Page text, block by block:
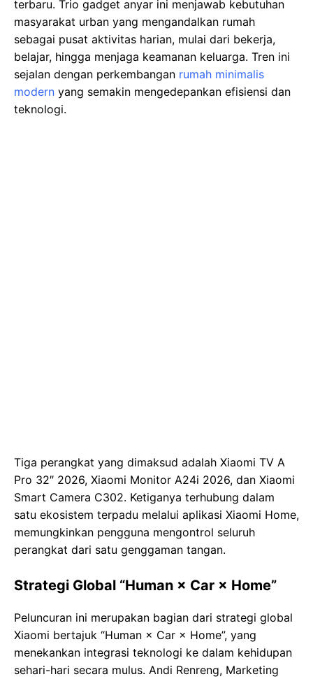
terbaru. Trio gadget anyar ini menjawab kebutuhan
masyarakat urban yang mengandalkan rumah
sebagai pusat aktivitas harian, mulai dari bekerja,
belajar, hingga menjaga keamanan keluarga. Tren ini
sejalan dengan perkembangan rumah minimalis
modern yang semakin mengedepankan efisiensi dan
teknologi.
Tiga perangkat yang dimaksud adalah Xiaomi TV A
Pro 32″ 2026, Xiaomi Monitor A24i 2026, dan Xiaomi
Smart Camera C302. Ketiganya terhubung dalam
satu ekosistem terpadu melalui aplikasi Xiaomi Home,
memungkinkan pengguna mengontrol seluruh
perangkat dari satu genggaman tangan.
Strategi Global “Human × Car × Home”
Peluncuran ini merupakan bagian dari strategi global
Xiaomi bertajuk “Human × Car × Home”, yang
menekankan integrasi teknologi ke dalam kehidupan
sehari-hari secara mulus. Andi Renreng, Marketing